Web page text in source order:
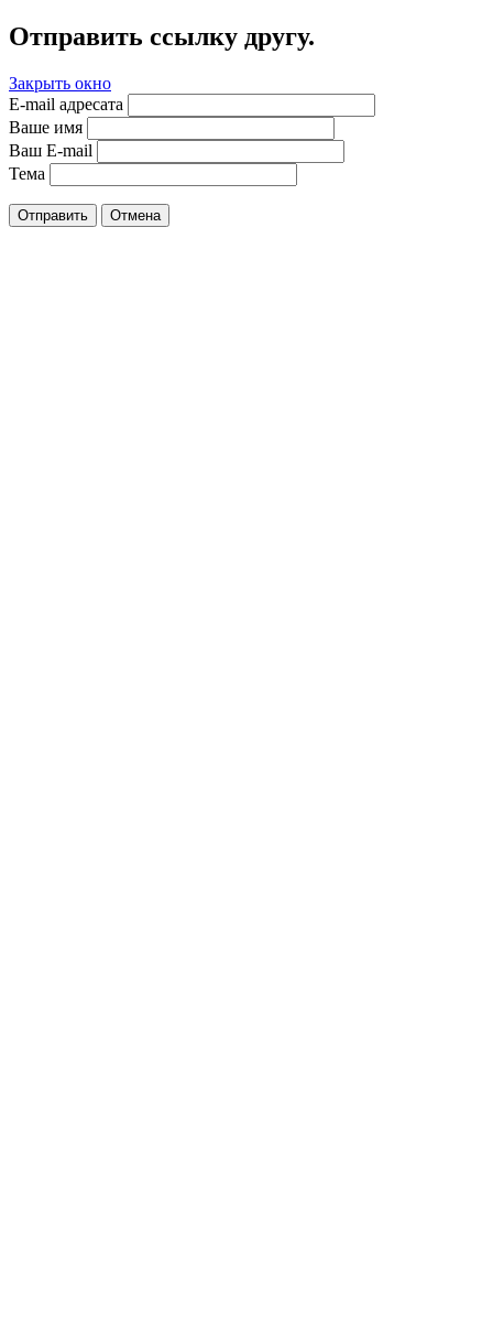
Отправить ссылку другу.
Закрыть окно
E-mail адресата
Ваше имя
Ваш E-mail
Тема
Отправить Отмена